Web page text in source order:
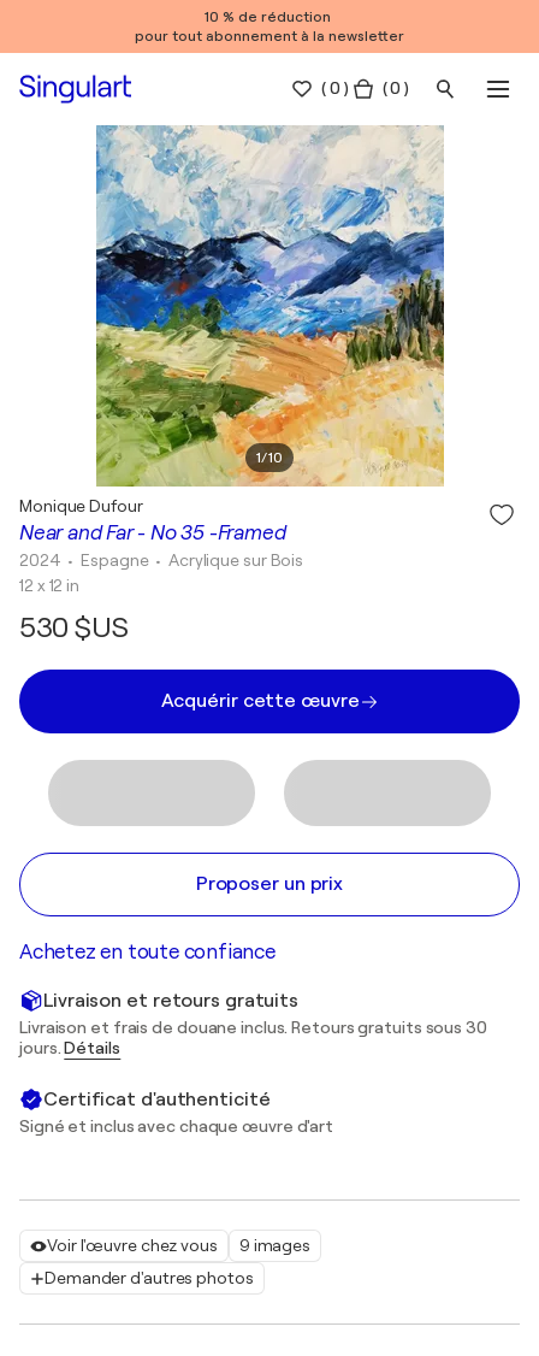
10 % de réduction
pour tout abonnement à la newsletter
(0 ) ( 0 )
1/10
Voir l'œuvre chez vous
9 images
Demander d'autres photos
Near and Far - No 35 -Framed
Monique Dufour
2024 • Espagne • Acrylique sur Bois
12 x 12 in
530 $US
Acquérir cette œuvre
Proposer un prix
Achetez en toute confiance
Livraison et retours gratuits
Livraison et frais de douane inclus. Retours gratuits sous 30
jours.Détails
Certificat d'authenticité
Signé et inclus avec chaque œuvre d'art